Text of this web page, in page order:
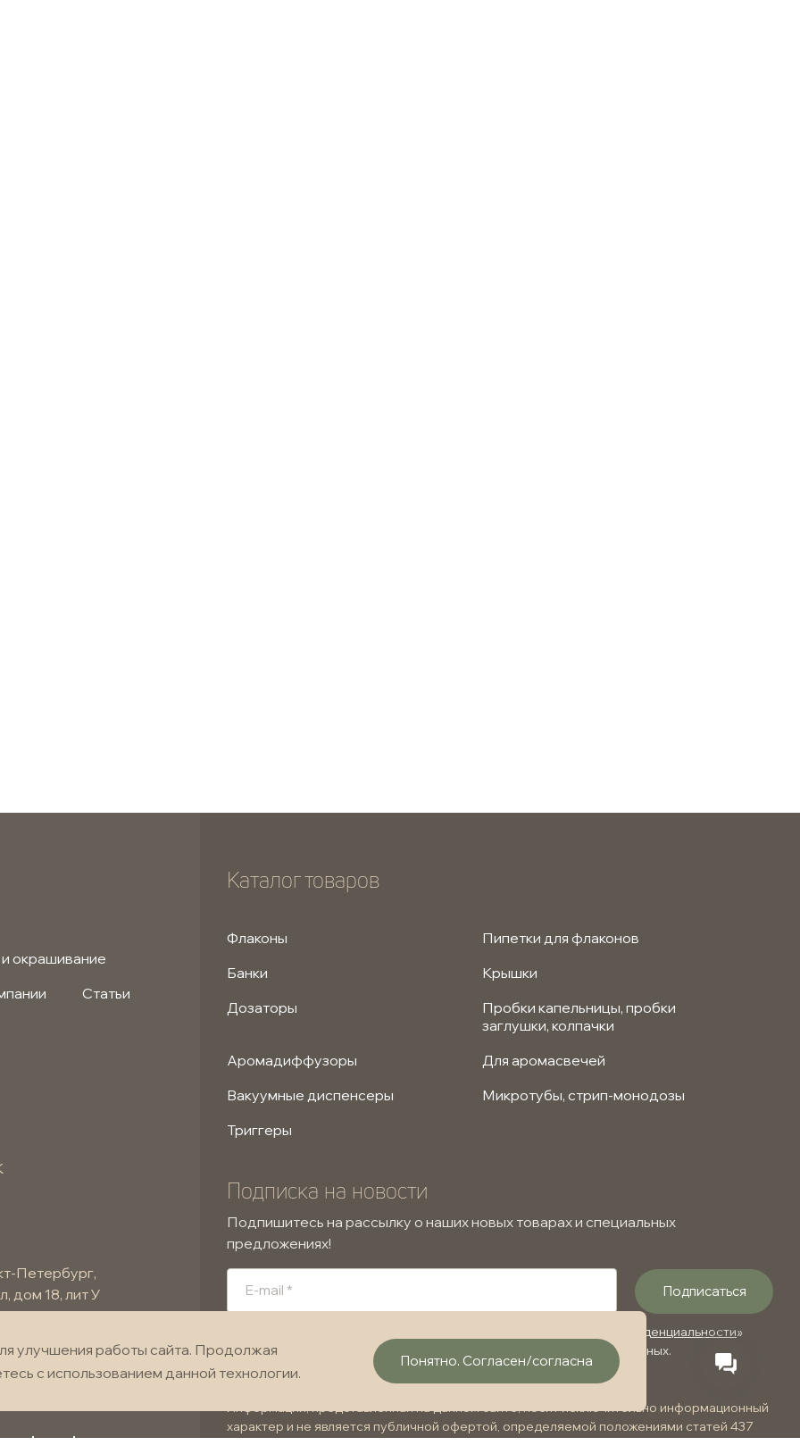
окрашивание
Статьи
Петербург,
дом 18, лит У
Каталог товаров
Флаконы
Пипетки для флаконов
Банки
Крышки
Дозаторы
Пробки капельницы, пробки
заглушки, колпачки
Аромадиффузоры
Для аромасвечей
Вакуумные диспенсеры
Микротубы, стрип-монодозы
Триггеры
Подписка на новости
Подпишитесь на рассылку о наших новых товарах и специальных
предложениях!
Подписаться
Политикой конфиденциальности»
и даю согласие на обработку вышеуказанных персональных данных.
Информация, представленная на данном сайте, носит исключительно информационный
характер и не является публичной офертой, определяемой положениями статей 437
улучшения работы сайта. Продолжая
с использованием данной технологии.
Понятно. Согласен/согласна